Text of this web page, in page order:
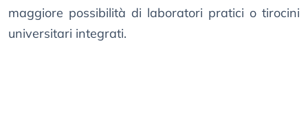
maggiore possibilità di laboratori pratici o tirocini
universitari integrati.